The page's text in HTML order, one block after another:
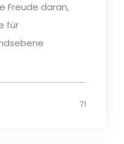
Freude daran,
für
71